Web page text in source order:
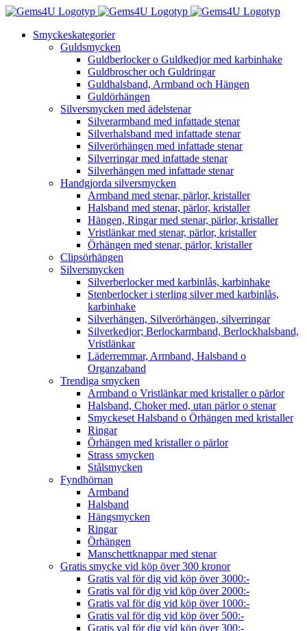
Fortsätt
innehålletSmyckeskategorier
Guldsmycken
Guldberlocker o Guldkedjor med karbinhake
Guldbroscher och Guldringar
Guldhalsband, Armband och Hängen
Guldörhängen
Silversmycken med ädelstenar
Silverarmband med infattade stenar
Silverhalsband med infattade stenar
Silverörhängen med infattade stenar
Silverringar med infattade stenar
Silverhängen med infattade stenar
Handgjorda silversmycken
Armband med stenar, pärlor, kristaller
Halsband med stenar, pärlor, kristaller
Hängen, Ringar med stenar, pärlor, kristaller
Vristlänkar med stenar, pärlor, kristaller
Örhängen med stenar, pärlor, kristaller
Clipsörhängen
Silversmycken
Silverberlocker med karbinlås, karbinhake
Stenberlocker i sterling silver med karbinlås,
karbinhake
Silverhängen, Silverörhängen, silverringar
Silverkedjor; Berlockarmband, Berlockhalsband,
Vristlänkar
Läderremmar, Armband, Halsband o
Organzaband
Trendiga smycken
Armband o Vristlänkar med kristaller o pärlor
Halsband, Choker med, utan pärlor o stenar
Smyckeset Halsband o Örhängen med kristaller
Ringar
Örhängen med kristaller o pärlor
Strass smycken
Stålsmycken
Fyndhörnan
Armband
Halsband
Hängsmycken
Ringar
Örhängen
Manschettknappar med stenar
Gratis smycke vid köp över 300 kronor
Gratis val för dig vid köp över 3000:-
Gratis val för dig vid köp över 2000:-
Gratis val för dig vid köp över 1000:-
Gratis val för dig vid köp över 500:-
Gratis val för dig vid köp över 300:-